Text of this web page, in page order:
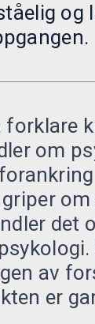
og
forklare
om
om
det
av
er